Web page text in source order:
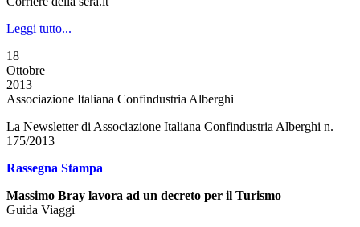
Leggi tutto...
18
Ottobre
2013
Associazione Italiana Confindustria Alberghi
La Newsletter di Associazione Italiana Confindustria Alberghi n.
175/2013
Rassegna Stampa
Massimo Bray lavora ad un decreto per il Turismo
Guida Viaggi